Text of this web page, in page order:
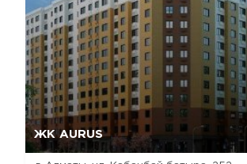
ЖК AURUS
Да, удалить